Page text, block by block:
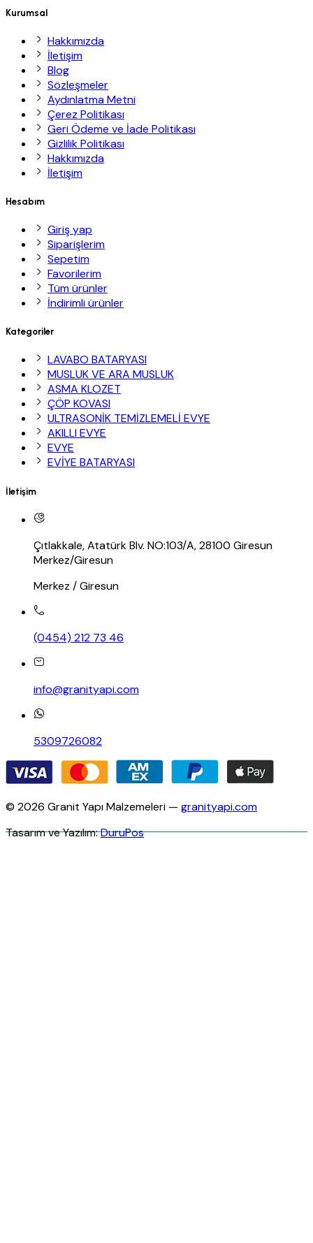
Kurumsal
Hakkımızda
İletişim
Blog
Sözleşmeler
Aydınlatma Metni
Çerez Politikası
Geri Ödeme ve İade Politikası
Gizlilik Politikası
Hakkımızda
İletişim
Hesabım
Giriş yap
Siparişlerim
Sepetim
Favorilerim
Tüm ürünler
İndirimli ürünler
Kategoriler
LAVABO BATARYASI
MUSLUK VE ARA MUSLUK
ASMA KLOZET
ÇÖP KOVASI
ULTRASONİK TEMİZLEMELİ EVYE
AKILLI EVYE
EVYE
EVİYE BATARYASI
İletişim
Çıtlakkale, Atatürk Blv. NO:103/A, 28100 Giresun
Merkez/Giresun
Merkez / Giresun
(0454) 212 73 46
info@granityapi.com
5309726082
© 2026 Granit Yapı Malzemeleri — granityapi.com
Tasarım ve Yazılım:DuruPos